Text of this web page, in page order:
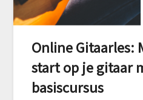
Online Gitaarles:
start op je gitaar
basiscursus